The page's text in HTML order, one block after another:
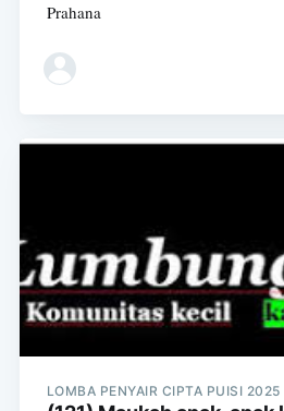
Prahana
LOMBA PENYAIR CIPTA PUISI 2025